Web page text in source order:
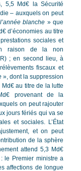
5,5 Md€ la Sécurité
– auxquels on peut
l’année blanche » que
d’économies au titre
sociales et
raison de la non
; en second lieu, à
fiscaux et
», dont la suppression
au titre de la lutte
provenant de la
on peut rajouter
jours fériés qui va se
et sociales. L’État
et on peut
de la sphère
attend 5,3 Md€
le Premier ministre a
affections de longue